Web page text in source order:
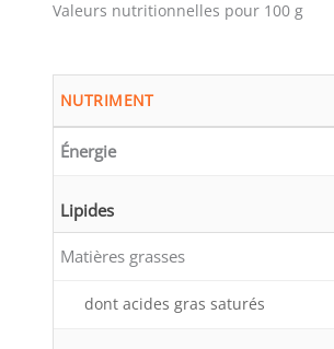
Valeurs nutritionnelles pour 100 g
NUTRIMENT
Énergie
Lipides
Matières grasses
dont acides gras saturés